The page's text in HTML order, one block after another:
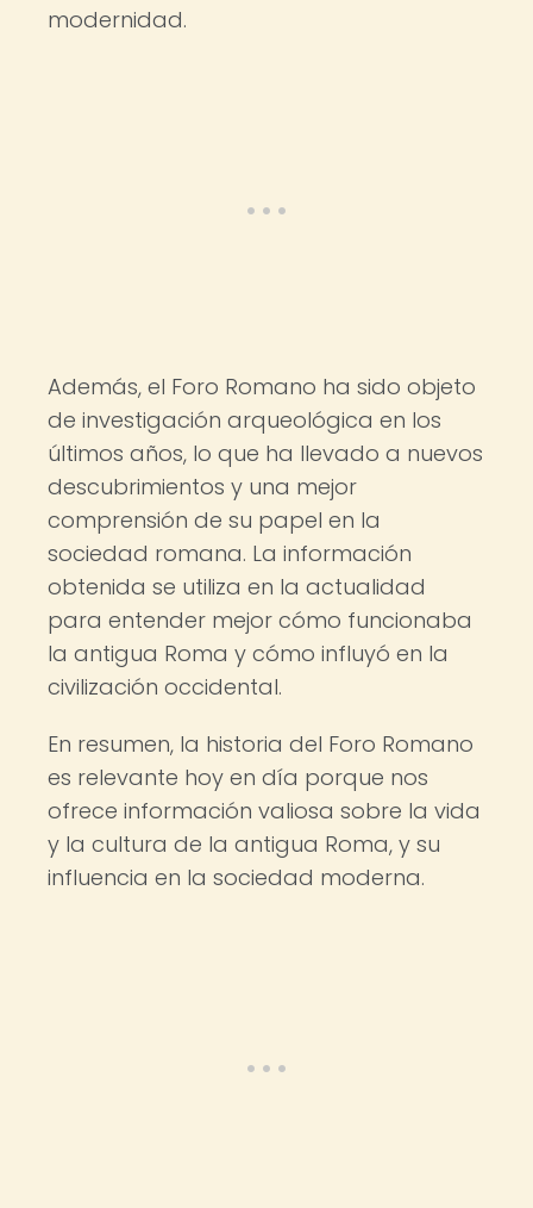
modernidad.
Además, el Foro Romano ha sido objeto
de investigación arqueológica en los
últimos años, lo que ha llevado a nuevos
descubrimientos y una mejor
comprensión de su papel en la
sociedad romana. La información
obtenida se utiliza en la actualidad
para entender mejor cómo funcionaba
la antigua Roma y cómo influyó en la
civilización occidental.
En resumen, la historia del Foro Romano
es relevante hoy en día porque nos
ofrece información valiosa sobre la vida
y la cultura de la antigua Roma, y su
influencia en la sociedad moderna.